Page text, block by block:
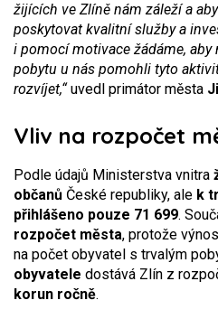
žijících ve Zlíně nám záleží a
poskytovat kvalitní služby a
i pomocí motivace žádáme,
pobytu u nás pomohli tyto
rozvíjet,“uvedl primátor města
Vliv na rozpočet
Podle údajů Ministerstva vnitra
občanů České republiky, ale k
přihlášeno pouze 71 699.
rozpočet města, protože
na počet obyvatel s trvalým
obyvatele dostává Zlín z
korun ročně.